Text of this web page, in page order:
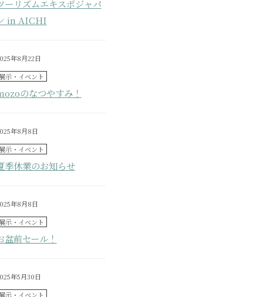
ーリズムエキスポジャパ
in AICHI
年8月22日
示・イベント
のなつやすみ！
年8月8日
示・イベント
季休業のお知らせ
年8月8日
示・イベント
盆前セール！
年5月30日
示・イベント